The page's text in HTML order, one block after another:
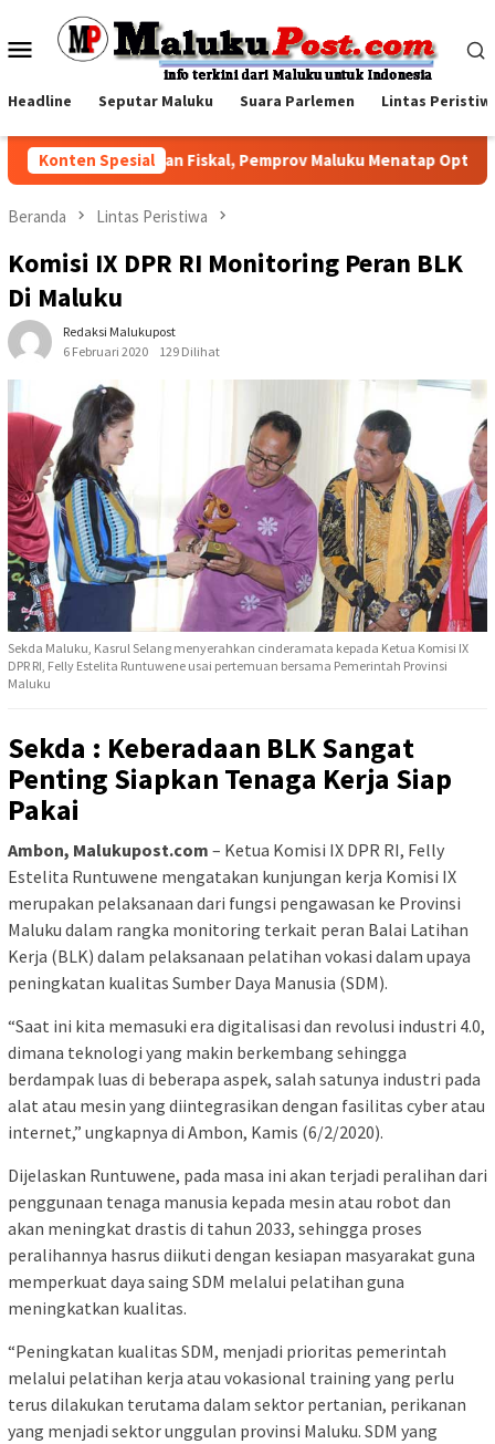
konten
Menu
Headline Seputar Maluku Suara Parlemen Lintas
Konten Spesial
Tengah Tekanan Fiskal, Pemprov Maluku Menatap Optimistis
Beranda Lintas Peristiwa
Komisi IX DPR RI Monitoring Peran BLK
Di Maluku
Redaksi Malukupost
6 Februari 2020
129 Dilihat
Sekda Maluku, Kasrul Selang menyerahkan cinderamata kepada Ketua Komisi IX
DPR RI, Felly Estelita Runtuwene usai pertemuan bersama Pemerintah Provinsi
Maluku
Sekda : Keberadaan BLK Sangat
Penting Siapkan Tenaga Kerja Siap
Pakai
Ambon, Malukupost.com – Ketua Komisi IX DPR RI, Felly
Estelita Runtuwene mengatakan kunjungan kerja Komisi IX
merupakan pelaksanaan dari fungsi pengawasan ke Provinsi
Maluku dalam rangka monitoring terkait peran Balai Latihan
Kerja (BLK) dalam pelaksanaan pelatihan vokasi dalam upaya
peningkatan kualitas Sumber Daya Manusia (SDM).
“Saat ini kita memasuki era digitalisasi dan revolusi industri 4.0,
dimana teknologi yang makin berkembang sehingga
berdampak luas di beberapa aspek, salah satunya industri pada
alat atau mesin yang diintegrasikan dengan fasilitas cyber atau
internet,” ungkapnya di Ambon, Kamis (6/2/2020).
Dijelaskan Runtuwene, pada masa ini akan terjadi peralihan dari
penggunaan tenaga manusia kepada mesin atau robot dan
akan meningkat drastis di tahun 2033, sehingga proses
peralihannya hasrus diikuti dengan kesiapan masyarakat guna
memperkuat daya saing SDM melalui pelatihan guna
meningkatkan kualitas.
“Peningkatan kualitas SDM, menjadi prioritas pemerintah
melalui pelatihan kerja atau vokasional training yang perlu
terus dilakukan terutama dalam sektor pertanian, perikanan
yang menjadi sektor unggulan provinsi Maluku. SDM yang